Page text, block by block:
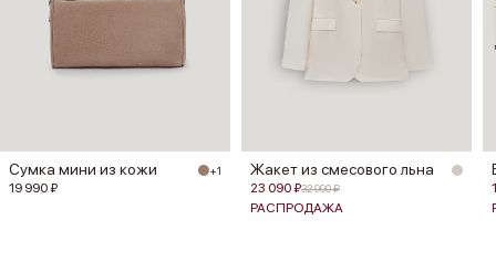
Сумка мини из кожи +1
19 990 ₽
Жакет из смесового льна
23 090 ₽32 990 ₽
РАСПРОДАЖА